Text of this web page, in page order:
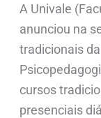
A Univale
anunciou na
tradicionais
cursos
presenciais